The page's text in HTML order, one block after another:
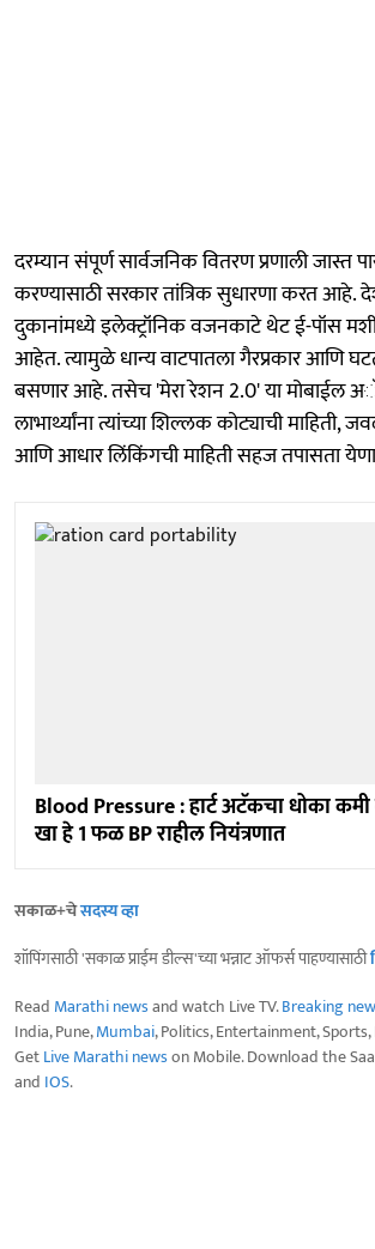
दरम्यान संपूर्ण सार्वजनिक वितरण प्रणाली जास्त
करण्यासाठी सरकार तांत्रिक सुधारणा करत आहे.
दुकानांमध्ये इलेक्ट्रॉनिक वजनकाटे थेट ई-पॉस
आहेत. त्यामुळे धान्य वाटपातला गैरप्रकार आणि
बसणार आहे. तसेच 'मेरा रेशन 2.0' या मोबाईल
लाभार्थ्यांना त्यांच्या शिल्लक कोट्याची
आणि आधार लिंकिंगची माहिती सहज तपासता
Blood Pressure : हार्ट अटॅकचा धोका
खा हे 1 फळ BP राहील नियंत्रणात
सकाळ+चेसदस्य व्हा
शॉपिंगसाठी 'सकाळ प्राईम डील्स'च्या भन्नाट ऑफर्स पाहण्यासाठी
Read Marathi newsand watch Live TV.Breaking
India, Pune,Mumbai, Politics, Entertainment,
GetLive Marathi newson Mobile. Download the
and IOS.